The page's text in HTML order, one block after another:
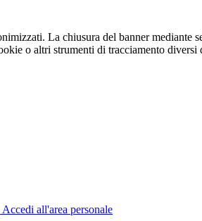
La chiusura del banner
o altri strumenti di tracciamento diversi
Accedi all'area personale